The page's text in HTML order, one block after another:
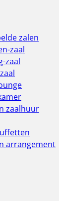
zalen
zaal
zaal
zaalhuur
arrangement